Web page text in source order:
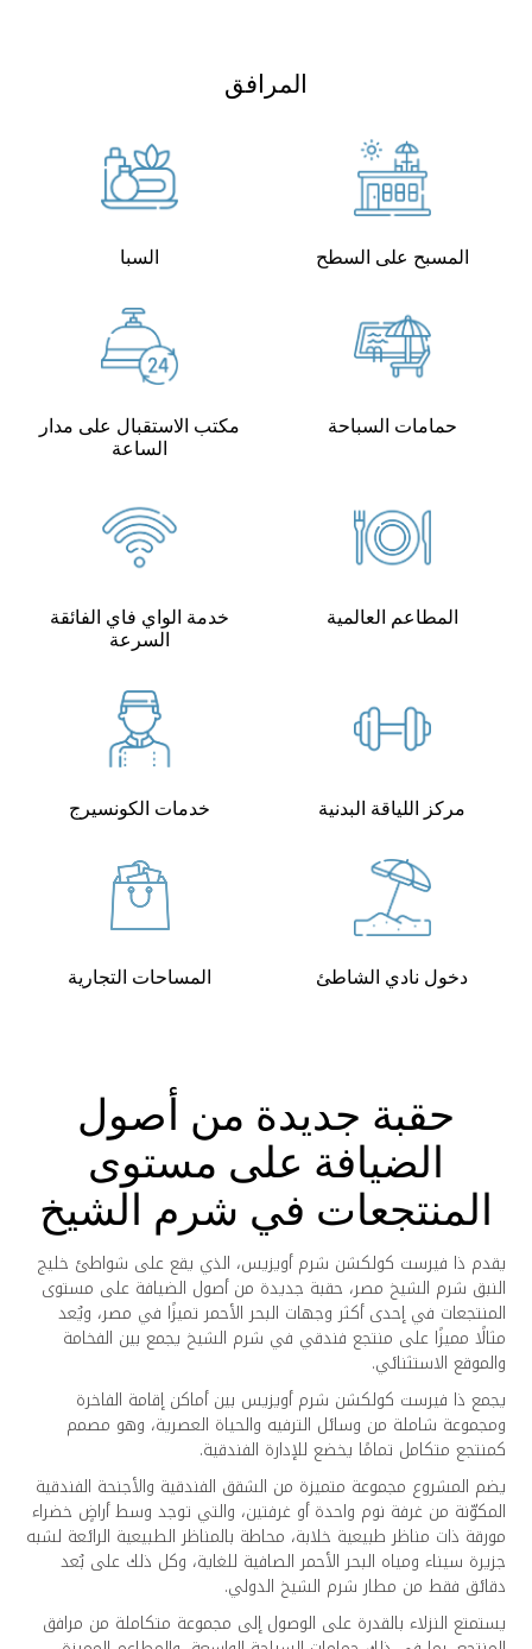
المرافق
المسبح على السطح السبا
حمامات السباحة
مكتب الاستقبال على مدار
الساعة
المطاعم العالمية
خدمة الواي فاي الفائقة
السرعة
مركز اللياقة البدنية خدمات الكونسيرج
دخول نادي الشاطئ المساحات التجارية
حقبة جديدة من أصول
الضيافة على مستوى
المنتجعات في شرم الشيخ
يقدم ذا فيرست كولكشن شرم أويزيس، الذي يقع على شواطئ خليج
النبق شرم الشيخ مصر، حقبة جديدة من أصول الضيافة على مستوى
المنتجعات في إحدى أكثر وجهات البحر الأحمر تميزًا في مصر، ويُعد
مثالًا مميزًا على منتجع فندقي في شرم الشيخ يجمع بين الفخامة
والموقع الاستثنائي.
يجمع ذا فيرست كولكشن شرم أويزيس بين أماكن إقامة الفاخرة
ومجموعة شاملة من وسائل الترفيه والحياة العصرية، وهو مصمم
كمنتجع متكامل تمامًا يخضع للإدارة الفندقية.
يضم المشروع مجموعة متميزة من الشقق الفندقية والأجنحة الفندقية
المكوّنة من غرفة نوم واحدة أو غرفتين، والتي توجد وسط أراضٍ خضراء
مورقة ذات مناظر طبيعية خلابة، محاطة بالمناظر الطبيعية الرائعة لشبه
جزيرة سيناء ومياه البحر الأحمر الصافية للغاية، وكل ذلك على بُعد
دقائق فقط من مطار شرم الشيخ الدولي.
يستمتع النزلاء بالقدرة على الوصول إلى مجموعة متكاملة من مرافق